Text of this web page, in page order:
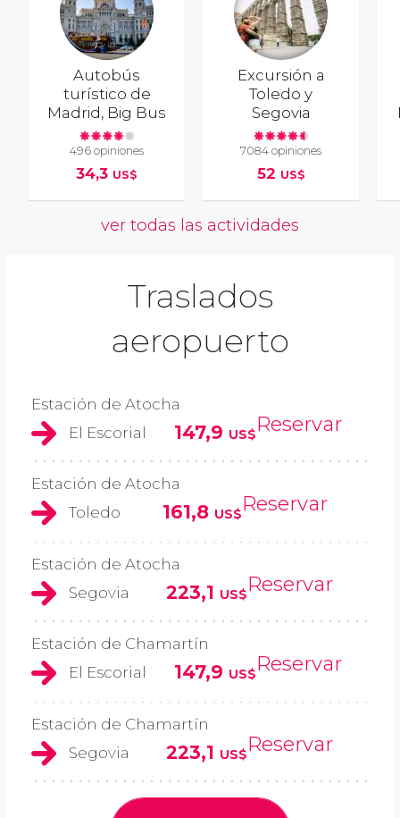
Autobús
turístico de
Madrid, Big Bus
496 opiniones
34,3 US$
Excursión a
Toledo y
Segovia
7084 opiniones
52 US$
ver todas las actividades
Traslados
aeropuerto
Estación de Atocha
El Escorial
147,9 US$Reservar
Estación de Atocha
Toledo
161,8 US$Reservar
Estación de Atocha
Segovia
223,1 US$Reservar
Estación de Chamartín
El Escorial
147,9 US$Reservar
Estación de Chamartín
Segovia
223,1 US$Reservar